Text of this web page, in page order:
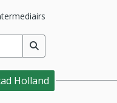
subsite
Holland